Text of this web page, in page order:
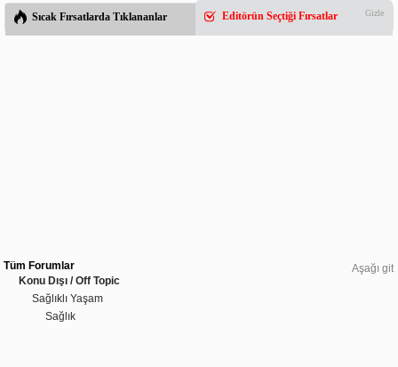
Sıcak Fırsatlarda Tıklananlar Editörün Seçtiği Fırsatlar Gizle
Aşağı git
Tüm Forumlar
Konu Dışı / Off Topic
Sağlıklı Yaşam
Sağlık